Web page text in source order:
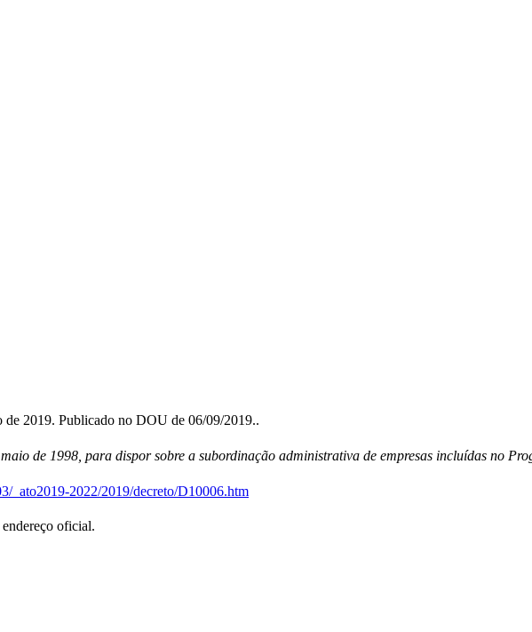
de 2019. Publicado no DOU de 06/09/2019..
de 1998, para dispor sobre a subordinação administrativa de empresas incluídas no
_ato2019-2022/2019/decreto/D10006.htm
oficial.